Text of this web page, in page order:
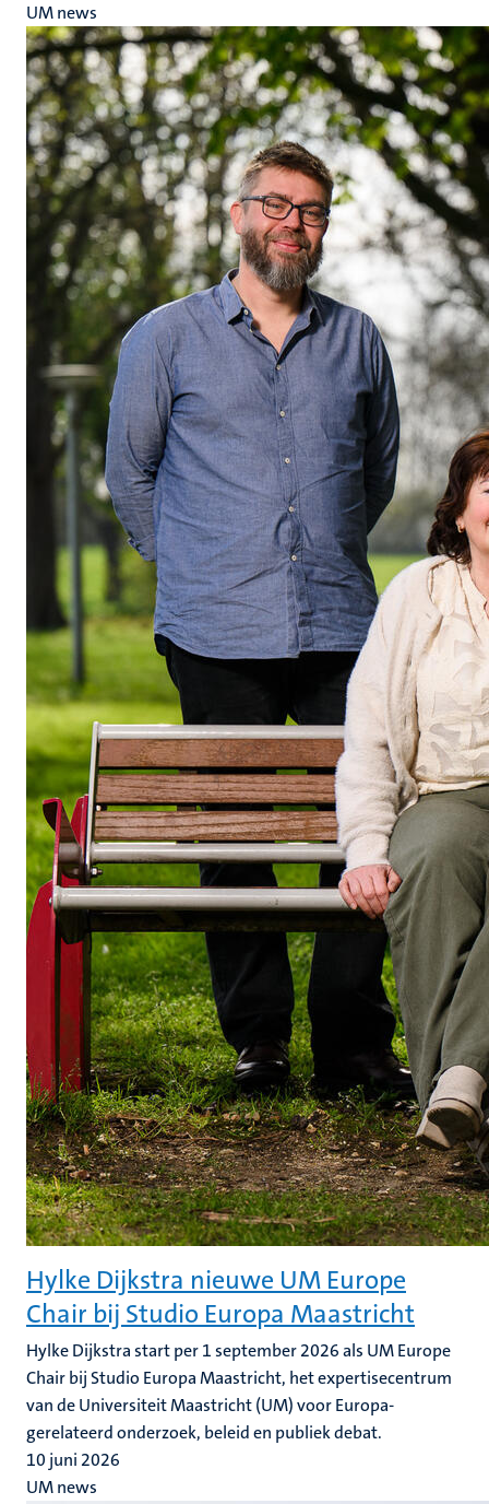
UM news
Hylke Dijkstra nieuwe UM Europe
Chair bij Studio Europa Maastricht
Hylke Dijkstra start per 1 september 2026 als UM Europe
Chair bij Studio Europa Maastricht, het expertisecentrum
van de Universiteit Maastricht (UM) voor Europa-
gerelateerd onderzoek, beleid en publiek debat.
10 juni 2026
UM news